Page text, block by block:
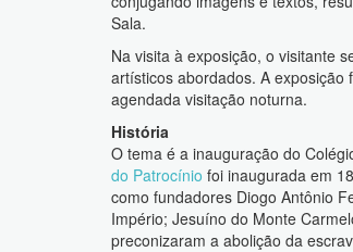
Sala.
Na visita à exposição, o visitante
artísticos abordados. A
agendada visitação noturna.
História
O tema é a inauguração do
do Patrocínio foi inaugurada em
como fundadores Diogo Antônio
Império; Jesuíno do Monte
preconizaram a abolição da